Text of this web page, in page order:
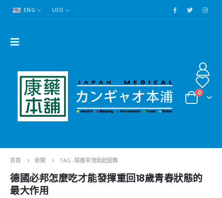
ENG USD
0
首頁 新聞 TAG - 陽痿早洩勃起困難
德國必邦怎麼吃才能發揮重回18歲青春狀態的
最大作用